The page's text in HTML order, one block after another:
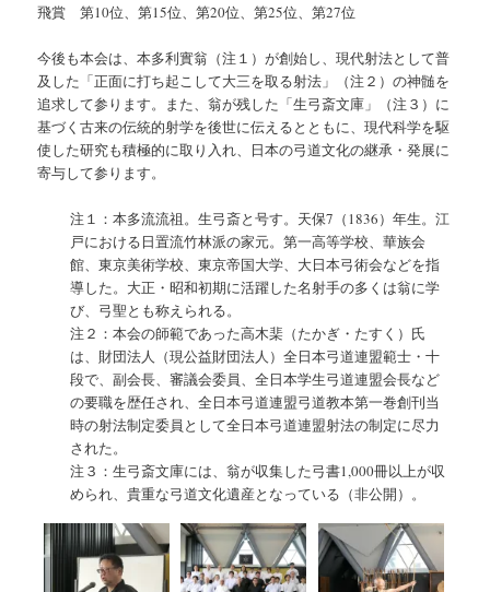
飛賞 第10位、第15位、第20位、第25位、第27位
今後も本会は、本多利實翁（注１）が創始し、現代射法として普
及した「正面に打ち起こして大三を取る射法」（注２）の神髄を
追求して参ります。また、翁が残した「生弓斎文庫」（注３）に
基づく古来の伝統的射学を後世に伝えるとともに、現代科学を駆
使した研究も積極的に取り入れ、日本の弓道文化の継承・発展に
寄与して参ります。
注１：本多流流祖。生弓斎と号す。天保7（1836）年生。江
戸における日置流竹林派の家元。第一高等学校、華族会
館、東京美術学校、東京帝国大学、大日本弓術会などを指
導した。大正・昭和初期に活躍した名射手の多くは翁に学
び、弓聖とも称えられる。
注２：本会の師範であった高木棐（たかぎ・たすく）氏
は、財団法人（現公益財団法人）全日本弓道連盟範士・十
段で、副会長、審議会委員、全日本学生弓道連盟会長など
の要職を歴任され、全日本弓道連盟弓道教本第一巻創刊当
時の射法制定委員として全日本弓道連盟射法の制定に尽力
された。
注３：生弓斎文庫には、翁が収集した弓書1,000冊以上が収
められ、貴重な弓道文化遺産となっている（非公開）。